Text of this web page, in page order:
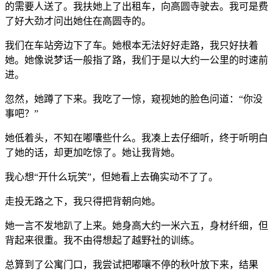
的需要人送了。我扶她上了出租车，向高圆寺驶去。我可是费
了好大劲才问出她住在高圆寺的。
我们在车站旁边下了车。她根本无法好好走路，我只好扶着
她。她像说梦话一般指了路，我们于是以大约一公里的时速前
进。
忽然，她蹲了下来。我吃了一惊，窥视她的脸色问道：“你没
事吧？”
她低着头，不知在嘟囔些什么。我凑上去仔细听，终于听明白
了她的话，却更加吃惊了。她让我背她。
我心想“开什么玩笑”，但她看上去确实动不了了。
走投无路之下，我只得把背朝向她。
她一言不发地趴了上来。她身高大约一米六五，身材纤细，但
背起来很重。我不由得想起了越野社的训练。
总算到了公寓门口，我尝试把嘟嚷不停的秋叶放下来，结果